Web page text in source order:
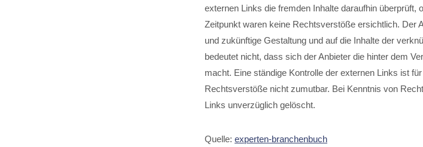
externen Links die fremden Inhalte daraufhin
Zeitpunkt waren keine Rechtsverstöße ersichtlich. Der
und zukünftige Gestaltung und auf die Inhalte der
bedeutet nicht, dass sich der Anbieter die hinter dem
macht. Eine ständige Kontrolle der externen Links ist
Rechtsverstöße nicht zumutbar. Bei Kenntnis von
Links unverzüglich gelöscht.
Quelle: experten-branchenbuch